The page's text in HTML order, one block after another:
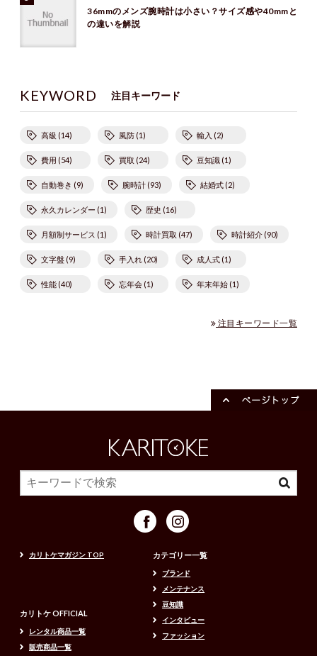
36mmのメンズ腕時計は小さい？サイズ感や40mmと
の違いを解説
KEYWORD 注目キーワード
高級 (14) 風防 (1) 輸入 (2)
費用 (54) 買取 (24) 豆知識 (1)
自動巻き (9) 腕時計 (93) 結婚式 (2)
永久カレンダー (1) 歴史 (16)
月額制サービス (1) 時計買取 (47) 時計紹介 (90)
文字盤 (9) 手入れ (20) 成人式 (1)
性能 (40) 忘年会 (1) 年末年始 (1)
注目キーワード一覧
カリトケマガジン TOP
カリトケ OFFICIAL
レンタル商品一覧
販売商品一覧
カテゴリー一覧
ブランド
メンテナンス
豆知識
インタビュー
ファッション